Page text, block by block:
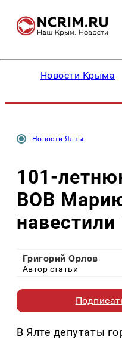
Новости Крыма
Новости Ялты
101-
ВОВ
навестили
Григорий Орлов
Автор статьи
В Ялте депутаты